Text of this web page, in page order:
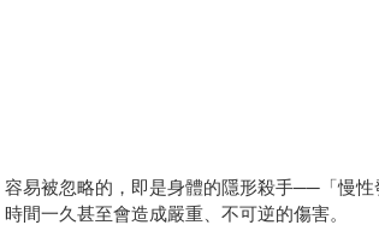
易被忽略的，即是身體的隱形殺手──「慢
間一久甚至會造成嚴重、不可逆的傷害。